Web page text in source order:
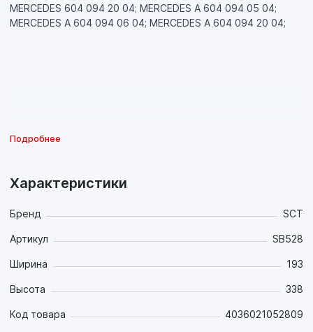
MERCEDES 604 094 20 04; MERCEDES A 604 094 05 04;
MERCEDES A 604 094 06 04; MERCEDES A 604 094 20 04;
Подробнее
Характеристики
Бренд SCT
Артикул SB528
Ширина 193
Высота 338
Код товара 4036021052809